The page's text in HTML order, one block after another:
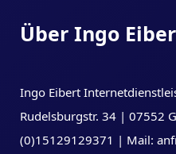
Über Ingo
Ingo Eibert
Rudelsburgstr. 34 | 07552
(0)15129129371 | Mail: